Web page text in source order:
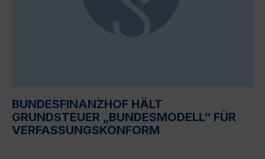
BUNDESFINANZHOF HÄLT
GRUNDSTEUER „BUNDESMODELL“ FÜR
VERFASSUNGSKONFORM